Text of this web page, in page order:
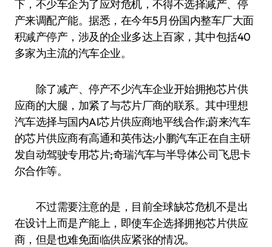
下，不少车企为了应对危机，不得不选择减产、停
产来调配产能。据悉，在今年5月份国内整车厂大面
积减产停产，涉及的企业多达上百家，其中包括40
多家为主流的汽车企业。
除了减产、停产不少汽车企业开始拥抱芯片供
应商的大腿，加紧了与芯片厂商的联系。其中理想
汽车选择与国内AI芯片供应商地平线合作;蔚来汽车
的芯片供应商有高通和英伟达;小鹏汽车正在自主研
发自动驾驶专用芯片;奇瑞汽车与半导体公司飞思卡
尔合作等。
不过需要注意的是，目前全球缺芯危机不是出
在设计上而是产能上，即使车企选择拥抱芯片供应
商，但是也难免面临供应紧张的情况。